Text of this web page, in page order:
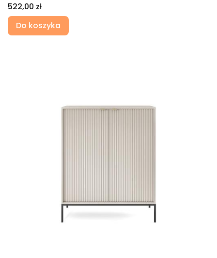
Cena
522,00 zł
Do koszyka